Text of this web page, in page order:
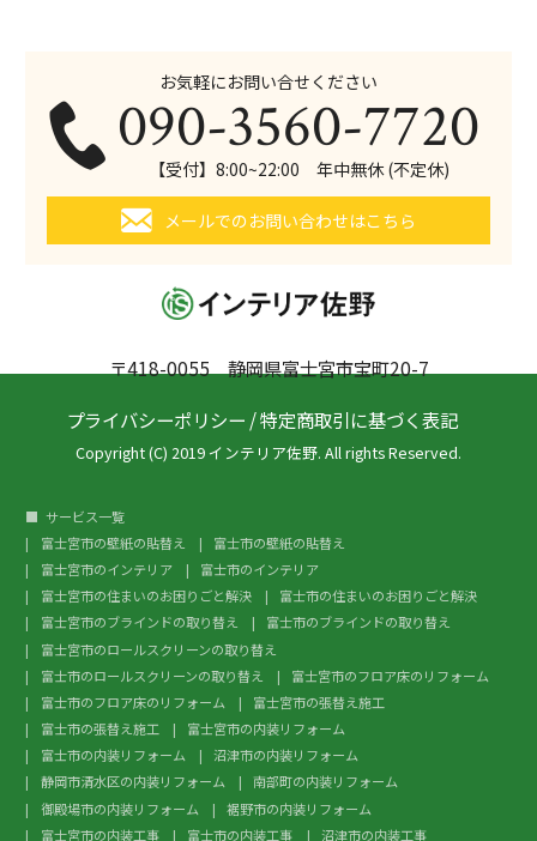
〒418-0055 静岡県富士宮市宝町20-7
お気軽にお問い合せください
090-3560-7720
【受付】8:00~22:00 年中無休 (不定休)
メールでのお問い合わせはこちら
プライバシーポリシー /特定商取引に基づく表記
Copyright (C) 2019 インテリア佐野. All rights Reserved.
サービス一覧
富士宮市の壁紙の貼替え
富士市の壁紙の貼替え
富士宮市のインテリア
富士市のインテリア
富士宮市の住まいのお困りごと解決
富士市の住まいのお困りごと解決
富士宮市のブラインドの取り替え
富士市のブラインドの取り替え
富士宮市のロールスクリーンの取り替え
富士市のロールスクリーンの取り替え
富士宮市のフロア床のリフォーム
富士市のフロア床のリフォーム
富士宮市の張替え施工
富士市の張替え施工
富士宮市の内装リフォーム
富士市の内装リフォーム
沼津市の内装リフォーム
静岡市清水区の内装リフォーム
南部町の内装リフォーム
御殿場市の内装リフォーム
裾野市の内装リフォーム
富士宮市の内装工事
富士市の内装工事 沼津市の内装工事